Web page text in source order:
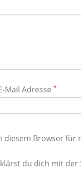
Mail Adresse *
diesem Browser
du dich mit